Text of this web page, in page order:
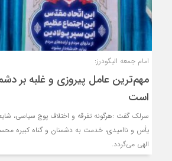
امام جمعه الیگودرز:
مهم‌ترین عامل پیروزی و غلبه بر
است
سرلک گفت :هرگونه تفرقه و اختلاف پوچ سیاسی،
یأس و ناامیدی، خدمت به دشمنان و گناه
الهی می‌گردد.